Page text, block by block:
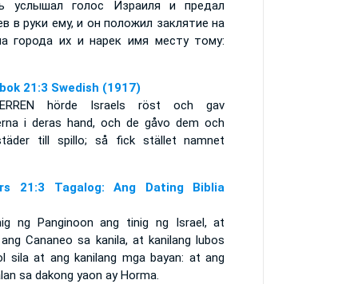
услышал голос Израиля и предал
в руки ему, и он положил заклятие на
города их и нарек имя месту тому:
21:3 Swedish (1917)
hörde Israels röst och gav
i deras hand, och de gåvo dem och
till spillo; så fick stället namnet
21:3 Tagalog: Ang Dating Biblia
ng Panginoon ang tinig ng Israel, at
Cananeo sa kanila, at kanilang lubos
sila at ang kanilang mga bayan: at ang
sa dakong yaon ay Horma.